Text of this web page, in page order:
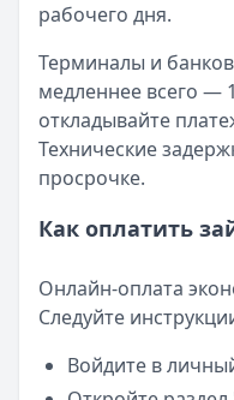
рабочего дня.
Терминалы и
медленнее всего —
откладывайте
Технические
просрочке.
Как оплатить
Онлайн-оплата
Следуйте
Войдите в